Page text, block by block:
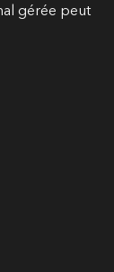
gérée peut